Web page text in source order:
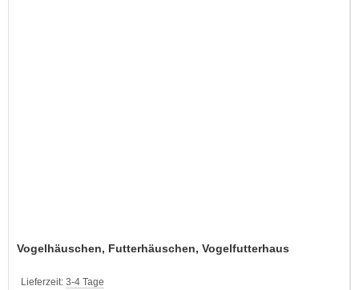
Vogelhäuschen, Futterhäuschen, Vogelfutterhaus
Lieferzeit: 3-4 Tage